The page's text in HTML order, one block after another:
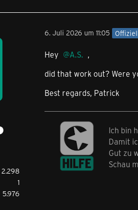
2.298
1
5.976
6. Juli 2026 um 11:05
Hey A.S. ,
did that work out? Were
Best regards, Patrick
Ich bin
Damit
Gut zu
Schau